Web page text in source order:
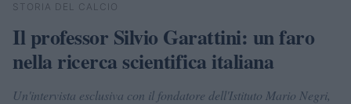
Cerca
STORIA DEL CALCIO
Il professor Silvio Garattini: un faro
nella ricerca scientifica italiana
Un'intervista esclusiva con il fondatore dell'Istituto Mario Negri,